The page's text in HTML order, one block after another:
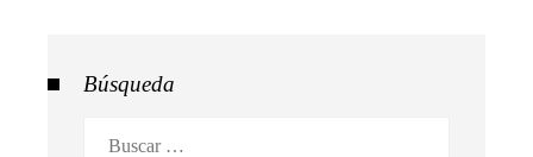
Búsqueda